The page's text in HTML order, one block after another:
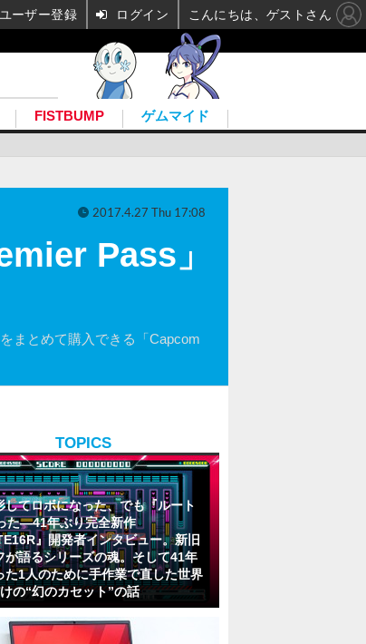
FISTBUMP ゲムマイド
Pass」
まとめて購入できる「Capcom
2017.4.27 Thu 17:08
TOPICS
してロボになった、でも『ルート
た―41年ぶり完全新作
』開発者インタビュー。新旧
が語るシリーズの魂。そして41年
た1人のために手作業で直した世界
の“幻のカセット”の話
ユーザー登録 ログイン こんにちは、ゲストさん